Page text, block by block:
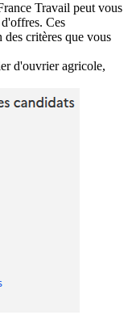
Travail peut vous
Ces
des critères que vous
d'ouvrier agricole,